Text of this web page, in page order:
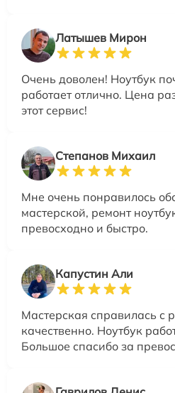
Латышев Мирон
Очень доволен! Ноутбук
работает отлично. Цена
этот сервис!
Степанов Михаил
Мне очень понравилось
мастерской, ремонт
превосходно и быстро.
Капустин Али
Мастерская справилась с
качественно. Ноутбук
Большое спасибо за